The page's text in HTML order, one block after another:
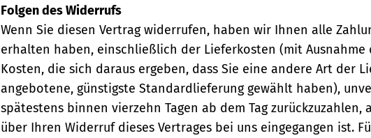
Folgen des Widerrufs
Wenn Sie diesen Vertrag widerrufen, haben wir Ihnen alle
erhalten haben, einschließlich der Lieferkosten (mit Ausnahme
Kosten, die sich daraus ergeben, dass Sie eine andere Art der
angebotene, günstigste Standardlieferung gewählt haben),
spätestens binnen vierzehn Tagen ab dem Tag
über Ihren Widerruf dieses Vertrages bei uns eingegangen ist.